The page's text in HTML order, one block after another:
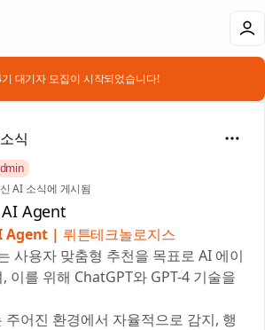
기 대기자 모집이 시작되었습니다!
식
AI 소식에 게시됨
Agent
Agent | 뤼튼테크놀로지스
사용자 맞춤형 추천을 목표로 AI 에이
이를 위해 ChatGPT와 GPT-4 기술을
어진 환경에서 자율적으로 감지, 행